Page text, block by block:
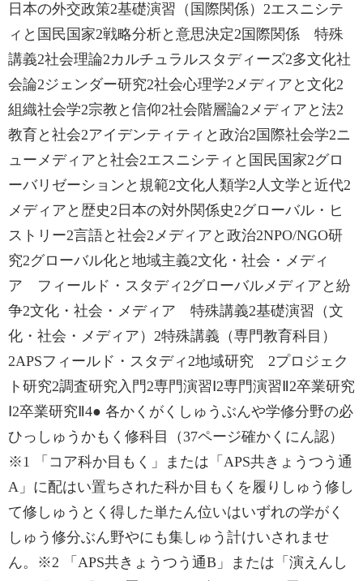
日本の外交政策2基礎演習（国際関係）2エスニシテ
ィと国民国家2戦略分析と意思決定2国際関係 特殊
講義2社会理論2カルチュラルスタディーズ2多文化社
会論2ジェンダー研究2社会心理学2メディアと文化2
組織社会学2宗教と信仰2社会階層論2メディアと法2
教育と社会2アイデンティティと政治2国際社会学2ニ
ューメディアと社会2エスニシティと国民国家2グロ
ーバリゼーションと規範2文化人類学2人文学と近代2
メディアと歴史2日本の対外関係史2グローバル・ヒ
ストリー2言語と社会2メディアと政治2NPO/NGO研
究2グローバル化と地域主義2文化・社会・メディ
ア フィールド・スタディ2グローバルメディアと紛
争2文化・社会・メディア 特殊講義2基礎演習（文
化・社会・メディア）2特殊講義（専門教育科目）
2APSフィールド・スタディ2地域研究 2プロジェク
ト研究2調査研究入門2専門演習Ⅰ2専門演習Ⅱ2卒業研究
Ⅰ2卒業研究Ⅱ4● 各かくがくしゅうぶんや学修分野の必
ひっしゅうかもく修科目（37ページ確かくにん認）
※1 「コア科か目もく」または「APS共きょうつう通
A」に配はい置ちされた科か目もくを履りしゅう修し
て修しゅうとく得した単たん位いはいずれの学がく
しゅう修分ぶん野やにも集しゅう計けいされませ
ん。※2 「APS共きょうつう通B」または「演えんし